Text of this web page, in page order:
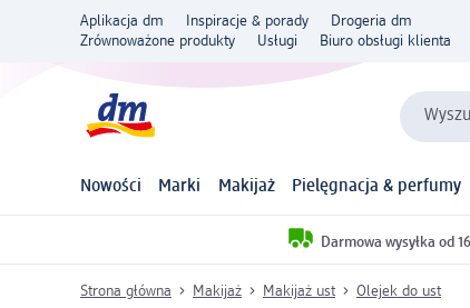
Aplikacja dm Inspiracje & porady
Drogeria dm
Zrównoważone produkty
Usługi Biuro obsługi klienta
Nowości Marki Makijaż Pielęgnacja & perfumy
Darmowa wysyłka od
Strona główna Makijaż Makijaż ust Olejek do ust